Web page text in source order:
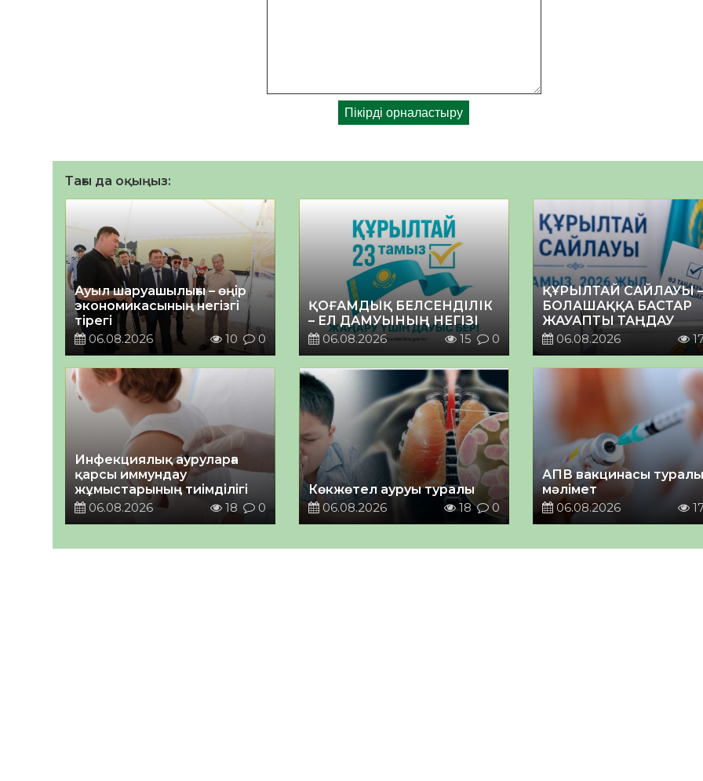
Тағы да оқыңыз:
Ауыл шаруашылығы – өңір
экономикасының негізгі
тірегі
06.08.2026
10 0
ҚОҒАМДЫҚ БЕЛСЕНДІЛІК
– ЕЛ ДАМУЫНЫҢ НЕГІЗІ
06.08.2026
15 0
ҚҰРЫЛТАЙ САЙЛАУЫ –
БОЛАШАҚҚА БАСТАР
ЖАУАПТЫ ТАҢДАУ
06.08.2026
Инфекциялық ауруларға
қарсы иммундау
жұмыстарының тиімділігі
06.08.2026
18 0
Көкжөтел ауруы туралы
06.08.2026
18 0
АПВ вакцинасы туралы
мәлімет
06.08.2026